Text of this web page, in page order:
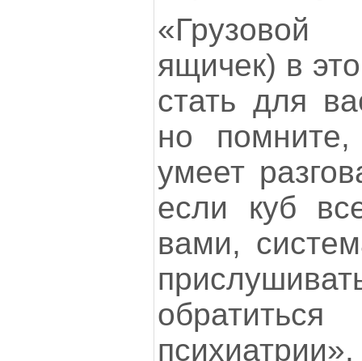
«Грузовой
ящичек) в
стать для
но
умеет
если куб
вами,
психиатрии».